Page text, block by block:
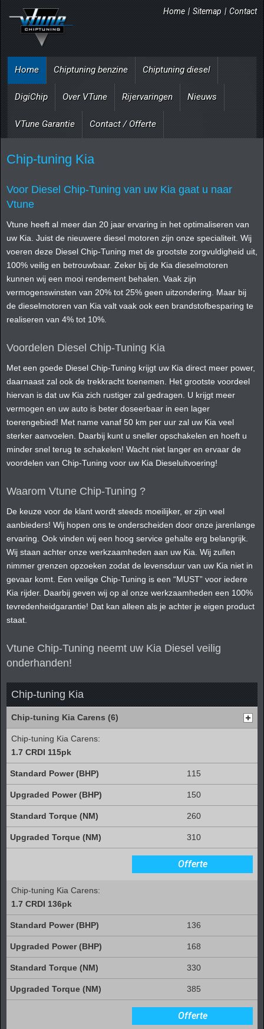
Home | Sitemap | Contact
Home Chiptuning benzine Chiptuning diesel
DigiChip Over VTune Rijervaringen Nieuws
VTune Garantie Contact / Offerte
Chip-tuning Kia
Voor Diesel Chip-Tuning van uw Kia gaat u naar
Vtune
Vtune heeft al meer dan 20 jaar ervaring in het optimaliseren van
uw Kia. Juist de nieuwere diesel motoren zijn onze specialiteit. Wij
voeren deze Diesel Chip-Tuning met de grootste zorgvuldigheid uit,
100% veilig en betrouwbaar. Zeker bij de Kia dieselmotoren
kunnen wij een mooi rendement behalen. Vaak zijn
vermogenswinsten van 20% tot 25% geen uitzondering. Maar bij
de dieselmotoren van Kia valt vaak ook een brandstofbesparing te
realiseren van 4% tot 10%.
Voordelen Diesel Chip-Tuning Kia
Met een goede Diesel Chip-Tuning krijgt uw Kia direct meer power,
daarnaast zal ook de trekkracht toenemen. Het grootste voordeel
hiervan is dat uw Kia zich rustiger zal gedragen. U krijgt meer
vermogen en uw auto is beter doseerbaar in een lager
toerengebied! Met name vanaf 50 km per uur zal uw Kia veel
sterker aanvoelen. Daarbij kunt u sneller opschakelen en hoeft u
minder snel terug te schakelen! Wacht niet langer en ervaar de
voordelen van Chip-Tuning voor uw Kia Dieseluitvoering!
Waarom Vtune Chip-Tuning ?
De keuze voor de klant wordt steeds moeilijker, er zijn veel
aanbieders! Wij hopen ons te onderscheiden door onze jarenlange
ervaring. Ook vinden wij een hoog service gehalte erg belangrijk.
Wij staan achter onze werkzaamheden aan uw Kia. Wij zullen
nimmer grenzen opzoeken zodat de levensduur van uw Kia niet in
gevaar komt. Een veilige Chip-Tuning is een “MUST” voor iedere
Kia rijder. Daarbij geven wij op al onze werkzaamheden een 100%
tevredenheidgarantie! Dat kan alleen als je achter je eigen product
staat.
Vtune Chip-Tuning neemt uw Kia Diesel veilig
onderhanden!
Chip-tuning Kia
Chip-tuning Kia Carens (6)
Chip-tuning Kia Carens:
1.7 CRDI 115pk
115
150
260
310
Offerte
Chip-tuning Kia Carens:
1.7 CRDI 136pk
136
168
330
385
Offerte